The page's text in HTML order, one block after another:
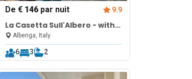
De € 146par nuit 9.9
La Casetta Sull'Albero - with
Balcony, Garden & Parking
Albenga, Italy
6 3 2